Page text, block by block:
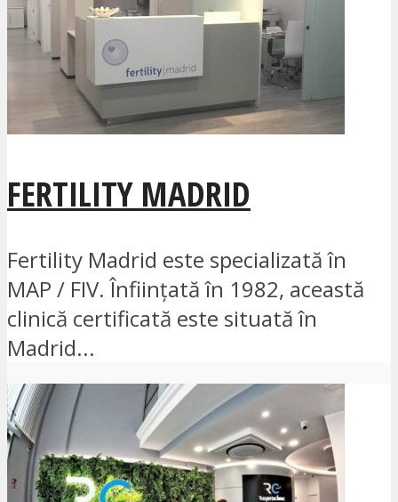
FERTILITY MADRID
Fertility Madrid este specializată în
MAP / FIV. Înființată în 1982, această
clinică certificată este situată în
Madrid...